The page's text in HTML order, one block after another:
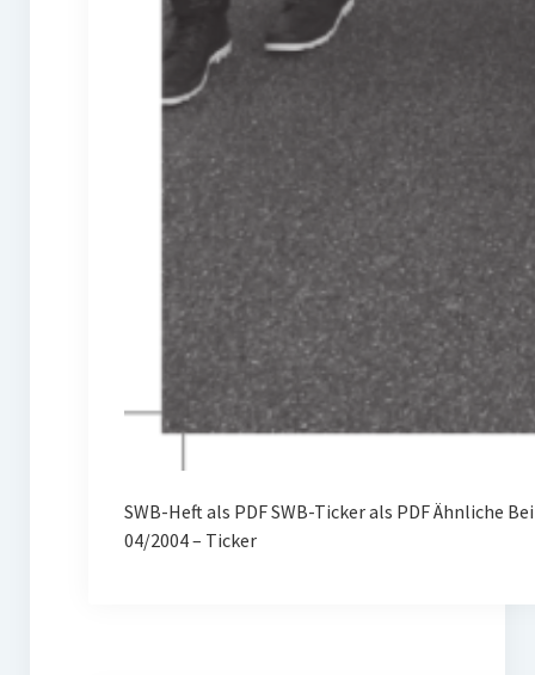
SWB-Heft als PDF SWB-Ticker als PDF Ähnliche
04/2004 – Ticker